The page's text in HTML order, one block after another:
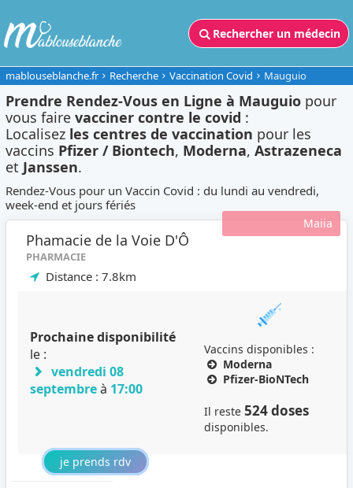
Rechercher un médecin
mablouseblanche.fr Recherche Vaccination Covid Mauguio
Prendre Rendez-Vous en Ligne à Mauguio pour
vous fairevacciner contre le covid :
Localisez les centres de vaccination pour les
vaccins Pfizer / Biontech, Moderna,Astrazeneca
et Janssen.
Rendez-Vous pour un Vaccin Covid : du lundi au vendredi,
week-end et jours fériés
Maiia
Phamacie de la Voie D'Ô
PHARMACIE
Distance : 7.8km
Prochaine disponibilité
le :
vendredi 08
septembreà 17:00
Vaccins disponibles :
Moderna
Pfizer-BioNTech
Il reste524 doses
disponibles.
je prends rdv